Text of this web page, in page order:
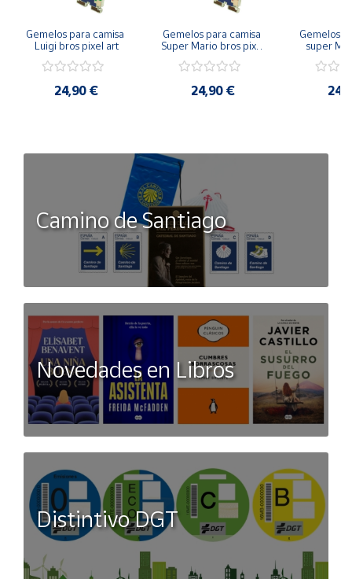
Gemelos para camisa
Luigi bros pixel art
24,90 €
Gemelos para camisa
Super Mario bros pixel
24,90 €
Gemelos
super
Camino de Santiago
Novedades en Libros
Distintivo DGT